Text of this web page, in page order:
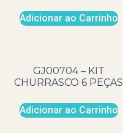
Adicionar ao Carrinho
GJ00704 – KIT
CHURRASCO 6 PEÇAS
Adicionar ao Carrinho